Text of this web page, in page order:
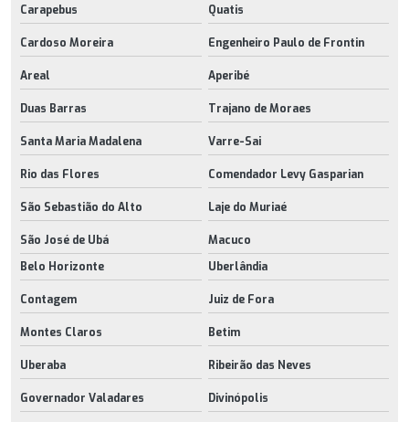
Carapebus Quatis
Cardoso Moreira Engenheiro Paulo de Frontin
Areal Aperibé
Duas Barras Trajano de Moraes
Santa Maria Madalena Varre-Sai
Rio das Flores Comendador Levy Gasparian
São Sebastião do Alto Laje do Muriaé
São José de Ubá
Macuco
Belo Horizonte
Uberlândia
Contagem Juiz de Fora
Montes Claros Betim
Uberaba Ribeirão das Neves
Governador Valadares Divinópolis